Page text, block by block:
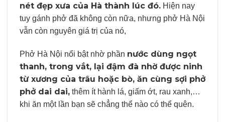
nét đẹp xưa của Hà thành lúc đó. Hiện nay
tuy gánh phở đã không còn nữa, nhưng phở Hà Nội
vẫn còn nguyên giá trị của nó,
Phở Hà Nội nổi bật nhờ phần nước dùng ngọt
thanh, trong vắt, lại đậm đà nhờ được ninh
từ xương của trâu hoặc bò, ăn cùng sợi phở
phở dai dai, thêm ít hành lá, giấm ớt, rau xanh,…
khi ăn một lần bạn sẽ chẳng thể nào có thể quên.